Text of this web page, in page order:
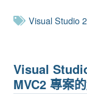
Visual Studio
Visual
MVC2 專案